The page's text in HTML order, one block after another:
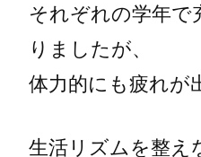
それぞれの学年で
りましたが、
体力的にも疲れが
生活リズムを整え